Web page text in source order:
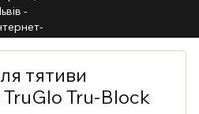
тятиви
TruGlo Tru-Block